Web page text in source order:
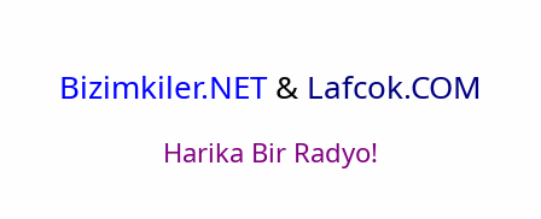
Bizimkiler.NET & Lafcok.COM
Harika Bir Radyo!